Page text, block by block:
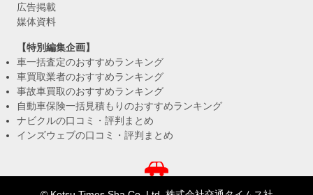
広告掲載
媒体資料
【特別編集企画】
車一括査定のおすすめランキング
車買取業者のおすすめランキング
事故車買取のおすすめランキング
自動車保険一括見積もりのおすすめランキング
ナビクルの口コミ・評判まとめ
インズウェブの口コミ・評判まとめ